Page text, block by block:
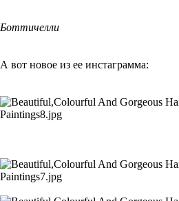
Боттичелли
А вот новое из ее инстаграмма: